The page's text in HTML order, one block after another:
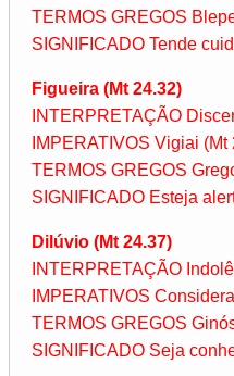
TERMOS GREGOS
SIGNIFICADO Tende
Figueira (Mt 24.32)
INTERPRETAÇÃO
IMPERATIVOS Vigiai (Mt
TERMOS GREGOS
SIGNIFICADO Esteja
Dilúvio (Mt 24.37)
INTERPRETAÇÃO
IMPERATIVOS
TERMOS GREGOS
SIGNIFICADO Seja